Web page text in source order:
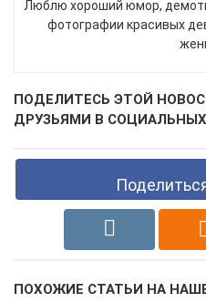
Люблю хороший юмор,
фотографии красивых
ПОДЕЛИТЕСЬ ЭТОЙ
ДРУЗЬЯМИ В
ПОХОЖИЕ СТАТЬИ НА